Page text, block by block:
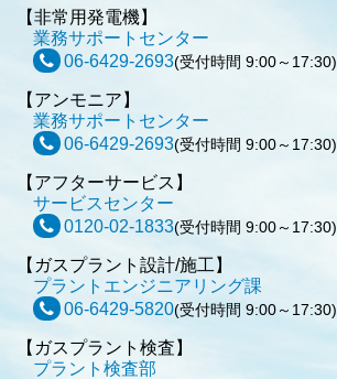
【非常用発電機】
業務サポートセンター
06-6429-2693(受付時間 9:00～17:30)
【アンモニア】
業務サポートセンター
06-6429-2693(受付時間 9:00～17:30)
【アフターサービス】
サービスセンター
0120-02-1833(受付時間 9:00～17:30)
【ガスプラント設計/施工】
プラントエンジニアリング課
06-6429-5820(受付時間 9:00～17:30)
【ガスプラント検査】
プラント検査部